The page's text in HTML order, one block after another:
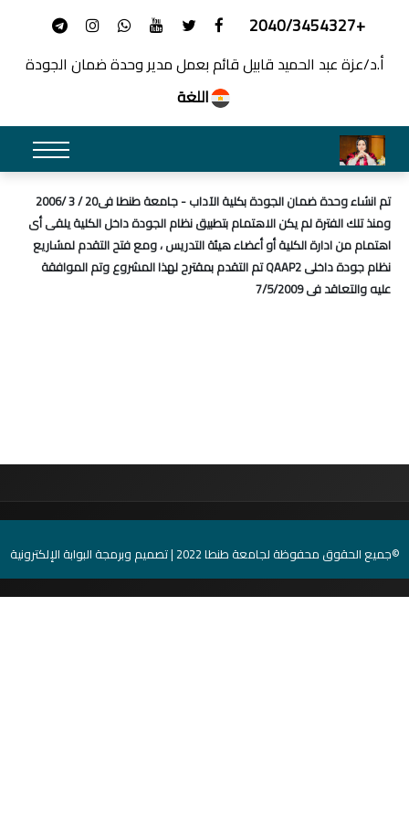
+2040/3454327
أ.د/عزة عبد الحميد قابيل قائم بعمل مدير وحدة ضمان الجودة
اللغة
تم انشاء وحدة ضمان الجودة بكلية الآداب - جامعة طنطا فى20 / 3 /2006
ومنذ تلك الفترة لم يكن الاهتمام بتطبيق نظام الجودة داخل الكلية يلقى أى
اهتمام من ادارة الكلية أو أعضاء هيئة التدريس ، ومع فتح التقدم لمشاريع
نظام جودة داخلى QAAP2 تم التقدم بمقترح لهذا المشروع وتم الموافقة
عليه والتعاقد فى 7/5/2009
©جميع الحقوق محفوظة لجامعة طنطا 2022 | تصميم وبرمجة البوابة الإلكترونية